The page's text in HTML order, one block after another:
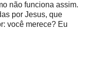
não funciona assim.
por Jesus, que
você merece? Eu